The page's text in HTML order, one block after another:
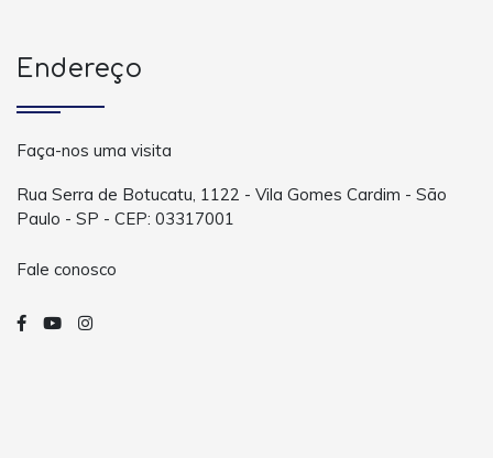
Endereço
Faça-nos uma visita
Rua Serra de Botucatu, 1122 - Vila Gomes Cardim - São
Paulo - SP - CEP: 03317001
Fale conosco